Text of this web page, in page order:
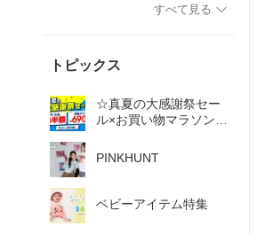
すべて見る
トピックス
☆真夏の大感謝祭セー
ル×お買い物マラソン
PINKHUNT
ベビーアイテム特集